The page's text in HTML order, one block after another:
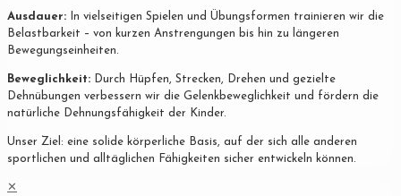
Ausdauer: In vielseitigen Spielen und Übungsformen trainieren wir die
Belastbarkeit – von kurzen Anstrengungen bis hin zu längeren
Bewegungseinheiten.
Beweglichkeit: Durch Hüpfen, Strecken, Drehen und gezielte
Dehnübungen verbessern wir die Gelenkbeweglichkeit und fördern die
natürliche Dehnungsfähigkeit der Kinder.
Unser Ziel: eine solide körperliche Basis, auf der sich alle anderen
sportlichen und alltäglichen Fähigkeiten sicher entwickeln können.
✕